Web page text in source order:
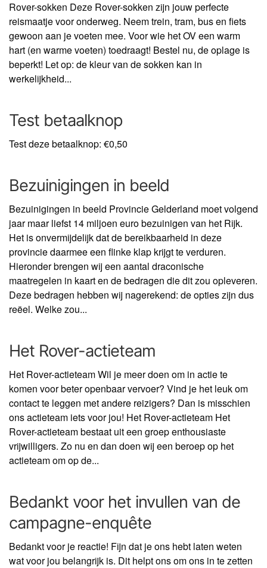
Rover-sokken Deze Rover-sokken zijn jouw perfecte
reismaatje voor onderweg. Neem trein, tram, bus en fiets
gewoon aan je voeten mee. Voor wie het OV een warm
hart (en warme voeten) toedraagt! Bestel nu, de oplage is
beperkt! Let op: de kleur van de sokken kan in
werkelijkheid...
Test betaalknop
Test deze betaalknop: €0,50
Bezuinigingen in beeld
Bezuinigingen in beeld Provincie Gelderland moet volgend
jaar maar liefst 14 miljoen euro bezuinigen van het Rijk.
Het is onvermijdelijk dat de bereikbaarheid in deze
provincie daarmee een flinke klap krijgt te verduren.
Hieronder brengen wij een aantal draconische
maatregelen in kaart en de bedragen die dit zou opleveren.
Deze bedragen hebben wij nagerekend: de opties zijn dus
reëel. Welke zou...
Het Rover-actieteam
Het Rover-actieteam Wil je meer doen om in actie te
komen voor beter openbaar vervoer? Vind je het leuk om
contact te leggen met andere reizigers? Dan is misschien
ons actieteam iets voor jou! Het Rover-actieteam Het
Rover-actieteam bestaat uit een groep enthousiaste
vrijwilligers. Zo nu en dan doen wij een beroep op het
actieteam om op de...
Bedankt voor het invullen van de
campagne-enquête
Bedankt voor je reactie! Fijn dat je ons hebt laten weten
wat voor jou belangrijk is. Dit helpt ons om ons in te zetten